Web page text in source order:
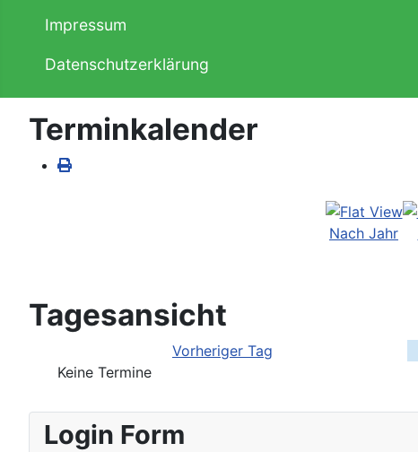
Impressum
Datenschutzerklärung
Terminkalender
Nach Jahr
Tagesansicht
Vorheriger Tag
Keine Termine
Login Form